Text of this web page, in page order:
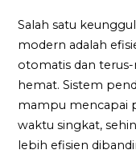
Salah satu
modern adalah
otomatis dan
hemat. Sistem
mampu mencapai
waktu singkat,
lebih efisien